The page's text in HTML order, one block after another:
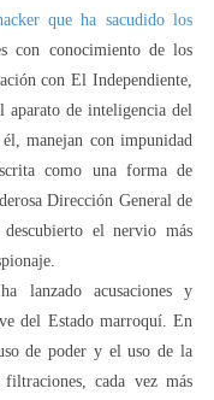
que ha sacudido los
con conocimiento de los
con El Independiente,
de inteligencia del
manejan con impunidad
como una forma de
Dirección General de
el nervio más
lanzado acusaciones y
del Estado marroquí. En
de poder y el uso de la
cada vez más